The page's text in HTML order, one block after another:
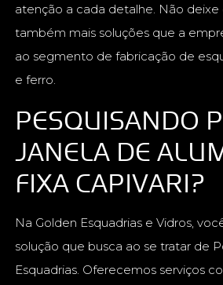
atenção a cada detalhe. Não deixe
também mais soluções que a
ao segmento de fabricação de
e ferro.
PESQUISANDO
JANELA DE
FIXA CAPIVARI?
Na Golden Esquadrias e Vidros,
solução que busca ao se tratar de
Esquadrias. Oferecemos serviços